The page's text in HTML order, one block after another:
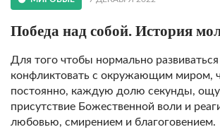
Победа над собой. История
Для того чтобы нормально
конфликтовать с окружающим миром,
постоянно, каждую долю секунды,
присутствие Божественной воли и
любовью, смирением и благоговением.